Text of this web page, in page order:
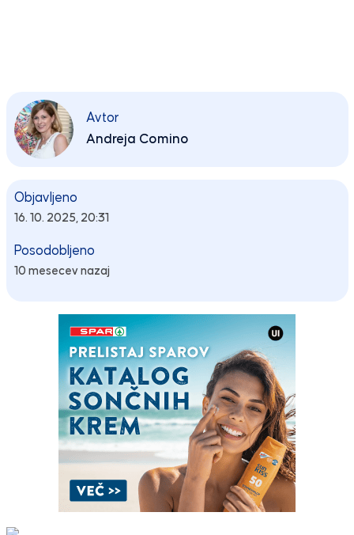
Avtor
Andreja Comino
Objavljeno
16. 10. 2025, 20:31
Posodobljeno
10 mesecev nazaj